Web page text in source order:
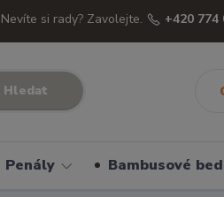
Hledat
Nevíte si rady? Zavolejte. +420 774
Penály Bambusové